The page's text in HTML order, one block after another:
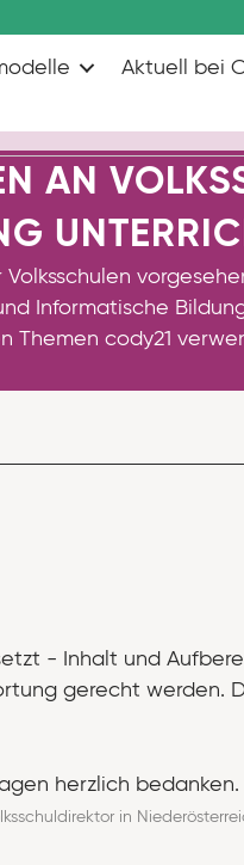
Aktuell bei
AN
Informatische
Themen cody21
- Inhalt und
gerecht werden.
herzlich
in